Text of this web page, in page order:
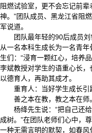
阻燃试验室，更不会忘记前
神。”团队成员、黑龙江省阻
军说道。
团队最年轻的90后成员
从一名本科生成长为一名青
生们：“浸育一颗红心，培养
李斌教授对学生的语重心长
以德育人，再助其成才。
重育人：当好学生成长引
善之本在教，教之本在师。
杨绛先生说：“把自己还
成树。”在团队老师们心中，
一种无需言明的默契，如春风